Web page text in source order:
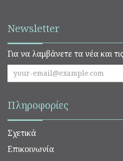
Newsletter
Για να λαμβάνετε τα νέα και
Πληροφορίες
Σχετικά
Επικοινωνία